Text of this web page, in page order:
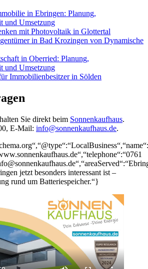
in Ebringen: Planung,
und Umsetzung
mit Photovoltaik in Glottertal
in Bad Krozingen von Dynamische
in Oberried: Planung,
und Umsetzung
Immobilienbesitzer in Sölden
Sie direkt beim Sonnenkaufhaus.
E-Mail: info@sonnenkaufhaus.de.
jetzt besonders interessant ist –
rund um Batteriespeicher.“}